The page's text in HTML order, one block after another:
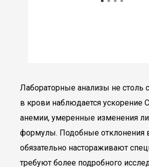
Лабораторные анализы не столь
в крови наблюдается ускорение
анемии, умеренные изменения
формулы. Подобные отклонения
обязательно настораживают
требуют более подробного